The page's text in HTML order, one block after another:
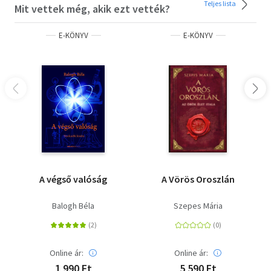
felismerések, akadályok és fénypontok segíthetik a
keresőket a saját útjukon.”- don Miguel Ruiz, A négy
egyezség című könyv szerzőjeDan Millman könyvei és
iránymutató fényt. Most pedig elhozta olvasói számára a
bölcsességen alapuló élet keresésének igaz történetét,
nem más ez, mint az élethosszig tartó értelemkeresés
története modern világunkban. Dan legújabb könyvében
élénk részletességgel írja le a gyermekkori álmodozóból
világklasszis sportolóvá válását, beleértve azokat az
eseményeket, amelyek a Békés harcos útja című spirituális
személyes felfedezőútja során Dant négy gyökeresen
különböző mentor terelgette önmegismerő útján: a
Professzor, egy tudós-misztikus; a Guru, egy karizmatikus
spirituális mester; a Harcos-Pap, az elveszett lelkek
megmentője; és a Bölcs, a valóság szolgája. Mindegyikük
felkészítették Dant a gyakorlati bölcsességet átadni
képes, józan spirituális tanítói hivatására.Ez a bölcs,
Mit vettek még, akik ezt vették? Teljes lista
E-KÖNYV
A végső valóság
Balogh Béla
Online ár:
1 990 Ft
E-KÖNYV
A Vörös Oroszlán
Szepes Mária
Online ár:
5 590 Ft